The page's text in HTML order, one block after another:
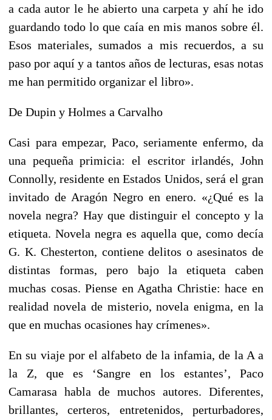
a cada autor le he abierto una carpeta y ahí he ido
guardando todo lo que caía en mis manos sobre él.
Esos materiales, sumados a mis recuerdos, a su
paso por aquí y a tantos años de lecturas, esas notas
me han permitido organizar el libro».
De Dupin y Holmes a Carvalho
Casi para empezar, Paco, seriamente enfermo, da
una pequeña primicia: el escritor irlandés, John
Connolly, residente en Estados Unidos, será el gran
invitado de Aragón Negro en enero. «¿Qué es la
novela negra? Hay que distinguir el concepto y la
etiqueta. Novela negra es aquella que, como decía
G. K. Chesterton, contiene delitos o asesinatos de
distintas formas, pero bajo la etiqueta caben
muchas cosas. Piense en Agatha Christie: hace en
realidad novela de misterio, novela enigma, en la
que en muchas ocasiones hay crímenes».
En su viaje por el alfabeto de la infamia, de la A a
la Z, que es ‘Sangre en los estantes’, Paco
Camarasa habla de muchos autores. Diferentes,
brillantes, certeros, entretenidos, perturbadores,